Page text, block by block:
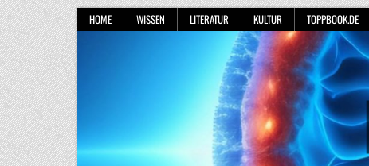
Skip
to
content
HOME WISSEN LITERATUR KULTUR TOPPBOOK.DE